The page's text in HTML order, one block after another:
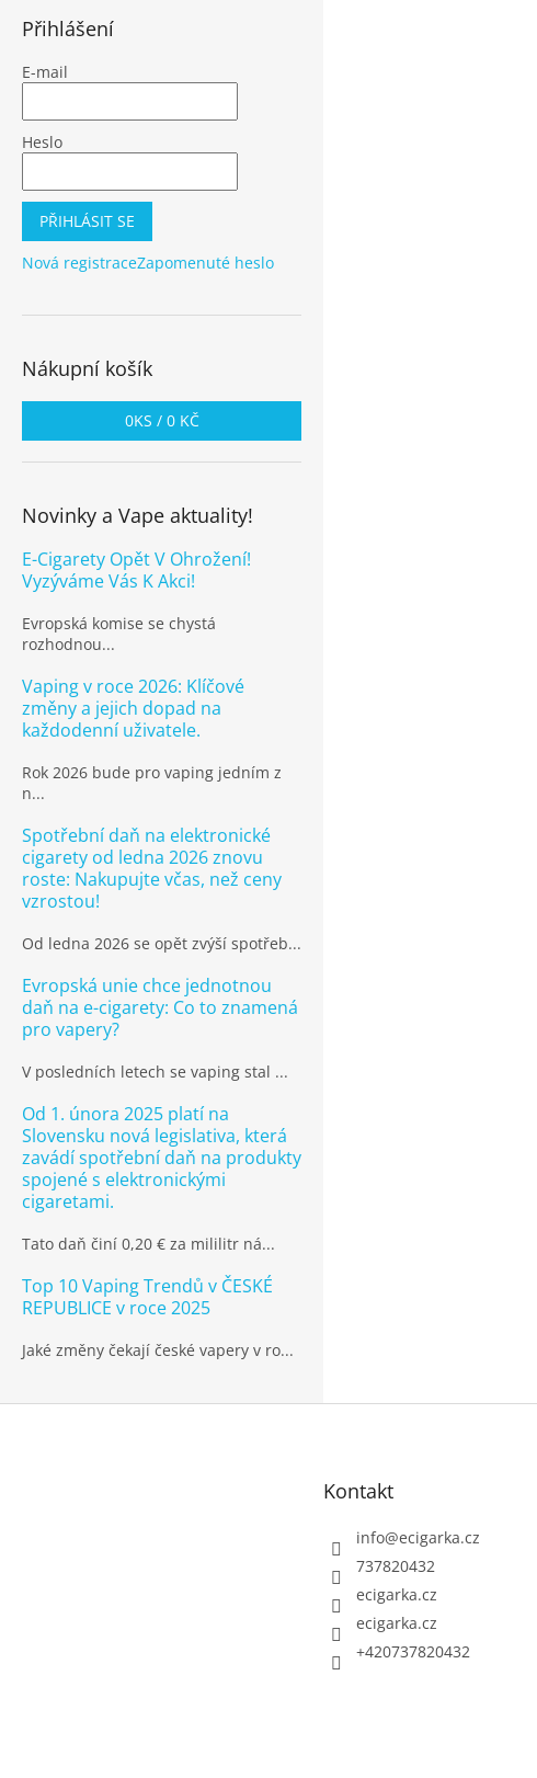
Přihlášení
E-mail
Heslo
PŘIHLÁSIT SE
Nová registraceZapomenuté heslo
Nákupní košík
0KS / 0 KČ
Novinky a Vape aktuality!
E-Cigarety Opět V Ohrožení!
Vyzýváme Vás K Akci!
Evropská komise se chystá
rozhodnou...
Vaping v roce 2026: Klíčové
změny a jejich dopad na
každodenní uživatele.
Rok 2026 bude pro vaping jedním z
n...
Spotřební daň na elektronické
cigarety od ledna 2026 znovu
roste: Nakupujte včas, než ceny
vzrostou!
Od ledna 2026 se opět zvýší spotřeb...
Evropská unie chce jednotnou
daň na e-cigarety: Co to znamená
pro vapery?
V posledních letech se vaping stal ...
Od 1. února 2025 platí na
Slovensku nová legislativa, která
zavádí spotřební daň na produkty
spojené s elektronickými
cigaretami.
Tato daň činí 0,20 € za mililitr ná...
Top 10 Vaping Trendů v ČESKÉ
REPUBLICE v roce 2025
Jaké změny čekají české vapery v ro...
Kontakt
info@ecigarka.cz
737820432
ecigarka.cz
ecigarka.cz
+420737820432